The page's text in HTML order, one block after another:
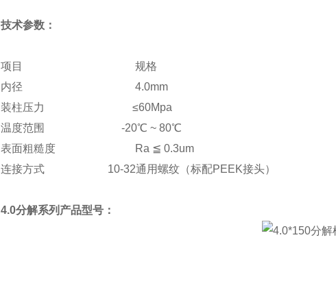
技术参数：
项目 规格
内径 4.0mm
装柱压力 ≤60Mpa
温度范围 -20℃ ~ 80℃
表面粗糙度 Ra ≦ 0.3um
连接方式 10-32通用螺纹（标配PEEK接头）
4.0分解系列产品型号：